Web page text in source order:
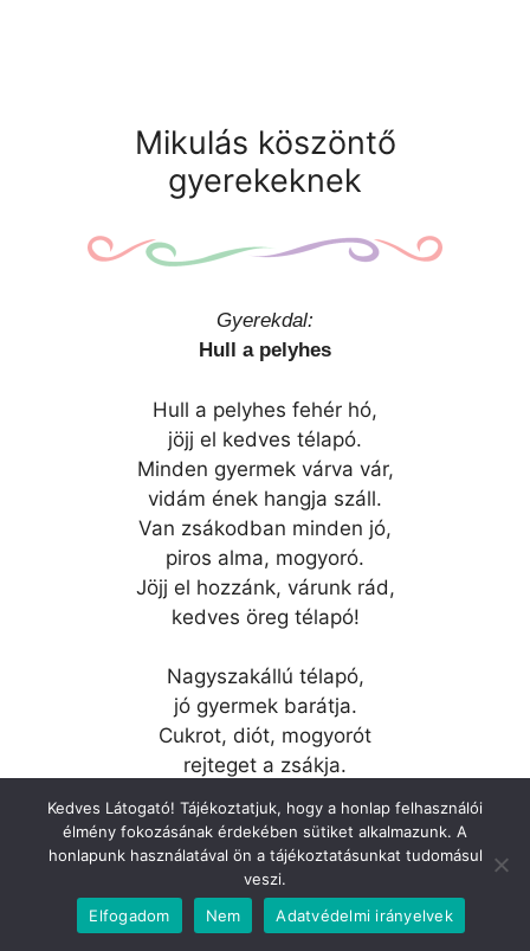
Mikulás köszöntő
gyerekeknek
Gyerekdal:
Hull a pelyhes
Hull a pelyhes fehér hó,
jöjj el kedves télapó.
Minden gyermek várva vár,
vidám ének hangja száll.
Van zsákodban minden jó,
piros alma, mogyoró.
Jöjj el hozzánk, várunk rád,
kedves öreg télapó!
Nagyszakállú télapó,
jó gyermek barátja.
Cukrot, diót, mogyorót
rejteget a zsákja.
Amerre jár reggelig,
kis cipőcske megtelik.
Megtölti a télapó,
ha üresen látja.
Kedves Látogató! Tájékoztatjuk, hogy a honlap felhasználói
élmény fokozásának érdekében sütiket alkalmazunk. A
honlapunk használatával ön a tájékoztatásunkat tudomásul
veszi.
Elfogadom
Nem Adatvédelmi irányelvek